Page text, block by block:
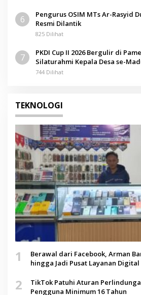
6
Pengurus OSIM MTs Ar-Rasyid
Resmi Dilantik
825 Dilihat
7
PKDI Cup II 2026 Bergulir di
Silaturahmi Kepala Desa se-
744 Dilihat
TEKNOLOGI
1
Berawal dari Facebook, Arman
hingga Jadi Pusat Layanan
2
TikTok Patuhi Aturan
Pengguna Minimum 16 Tahun